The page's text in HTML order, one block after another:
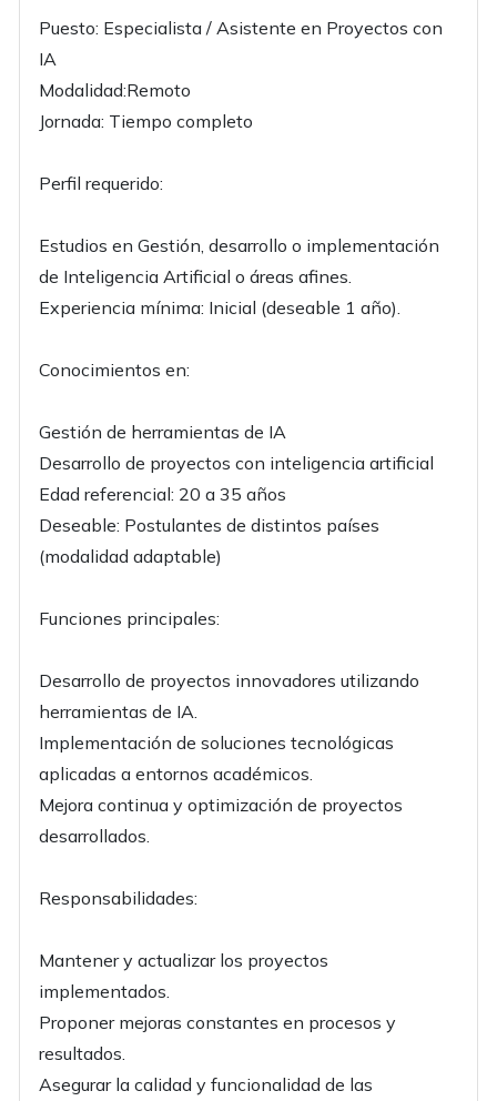
Puesto: Especialista / Asistente en Proyectos con
IA
Modalidad:Remoto
Jornada: Tiempo completo
Perfil requerido:
Estudios en Gestión, desarrollo o implementación
de Inteligencia Artificial o áreas afines.
Experiencia mínima: Inicial (deseable 1 año).
Conocimientos en:
Gestión de herramientas de IA
Desarrollo de proyectos con inteligencia artificial
Edad referencial: 20 a 35 años
Deseable: Postulantes de distintos países
(modalidad adaptable)
Funciones principales:
Desarrollo de proyectos innovadores utilizando
herramientas de IA.
Implementación de soluciones tecnológicas
aplicadas a entornos académicos.
Mejora continua y optimización de proyectos
desarrollados.
Responsabilidades:
Mantener y actualizar los proyectos
implementados.
Proponer mejoras constantes en procesos y
resultados.
Asegurar la calidad y funcionalidad de las